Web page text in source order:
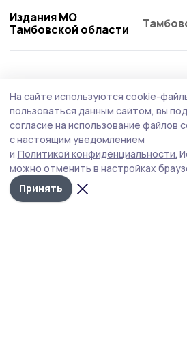
Издания МО
Тамбовской области
В последний путь
СВО из Первомайского
Сергей Зыков из посёлка
выполнения боевых задач 14
округа простились с погибшим
момент гибели участнику СВО
На сайте используются cookie-
пользоваться данным сайтом, вы
согласие на использование файлов
с настоящим уведомлением
и Политикой конфиденциальности.
можно отменить в настройках
Принять